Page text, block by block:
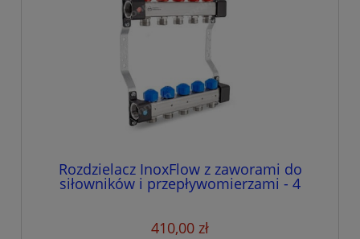
Rozdzielacz InoxFlow z zaworami do
siłowników i przepływomierzami - 4
obwodów
410,00 zł